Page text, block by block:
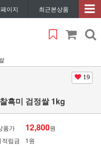
이지 최근본상품
19
흑미 검정쌀 1kg
품가 12,800원
적립금
1원